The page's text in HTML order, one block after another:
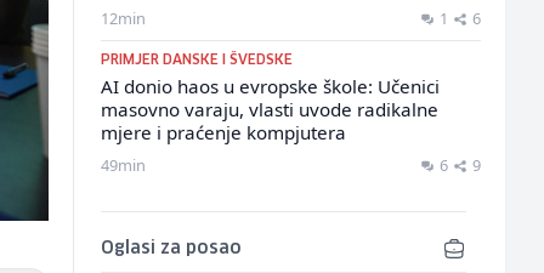
12min 1 6
PRIMJER DANSKE I ŠVEDSKE
AI donio haos u evropske škole: Učenici
masovno varaju, vlasti uvode radikalne
mjere i praćenje kompjutera
49min 6 9
Oglasi za posao